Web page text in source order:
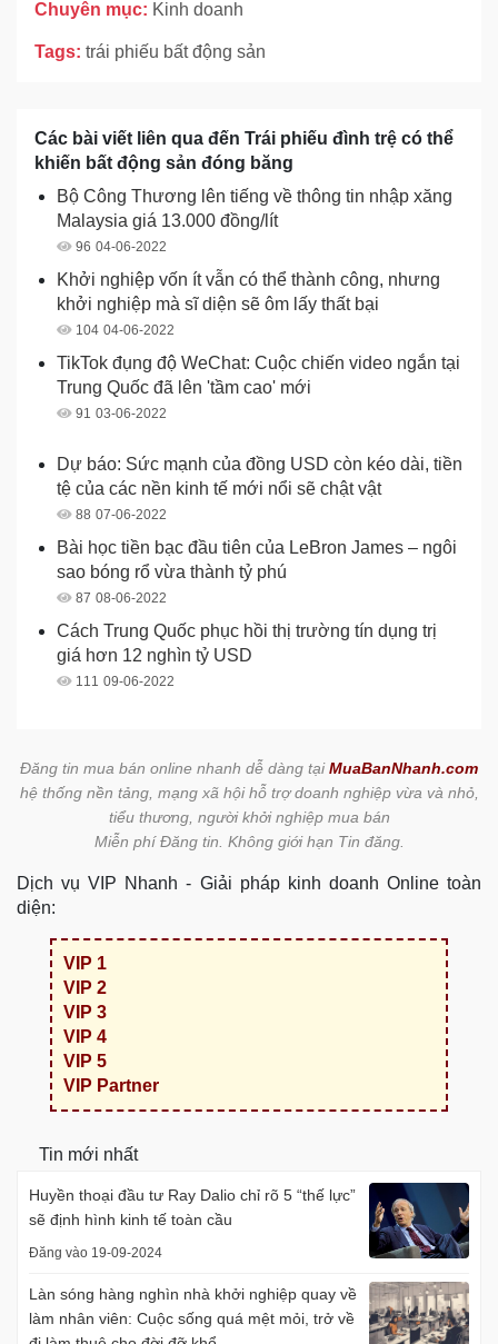
Chuyên mục: Kinh doanh
Tags: trái phiếu bất động sản
Các bài viết liên qua đến Trái phiếu đình trệ có thể
khiến bất động sản đóng băng
Bộ Công Thương lên tiếng về thông tin nhập xăng
Malaysia giá 13.000 đồng/lít
96 04-06-2022
Khởi nghiệp vốn ít vẫn có thể thành công, nhưng
khởi nghiệp mà sĩ diện sẽ ôm lấy thất bại
104 04-06-2022
TikTok đụng độ WeChat: Cuộc chiến video ngắn tại
Trung Quốc đã lên 'tầm cao' mới
91 03-06-2022
Dự báo: Sức mạnh của đồng USD còn kéo dài, tiền
tệ của các nền kinh tế mới nổi sẽ chật vật
88 07-06-2022
Bài học tiền bạc đầu tiên của LeBron James – ngôi
sao bóng rổ vừa thành tỷ phú
87 08-06-2022
Cách Trung Quốc phục hồi thị trường tín dụng trị
giá hơn 12 nghìn tỷ USD
111 09-06-2022
Đăng tin mua bán online nhanh dễ dàng tạiMuaBanNhanh.com
hệ thống nền tảng, mạng xã hội hỗ trợ doanh nghiệp vừa và nhỏ,
tiểu thương, người khởi nghiệp mua bán
Miễn phí Đăng tin. Không giới hạn Tin đăng.
Dịch vụ VIP Nhanh - Giải pháp kinh doanh Online toàn
diện:
VIP 1
VIP 2
VIP 3
VIP 4
VIP 5
VIP Partner
Tin mới nhất
Huyền thoại đầu tư Ray Dalio chỉ rõ 5 “thế lực”
sẽ định hình kinh tế toàn cầu
Đăng vào 19-09-2024
Làn sóng hàng nghìn nhà khởi nghiệp quay về
làm nhân viên: Cuộc sống quá mệt mỏi, trở về